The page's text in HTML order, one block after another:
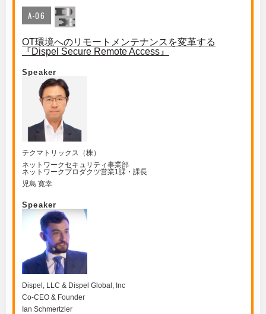
A-06
OT環境へのリモートメンテナンスを変革する
『Dispel Secure Remote Access』
Speaker
テクマトリックス（株）
ネットワークセキュリティ事業部
ネットワークプロダクツ営業1課・課長
児島 寛幸
Speaker
Dispel, LLC & Dispel Global, Inc
Co-CEO & Founder
Ian Schmertzler